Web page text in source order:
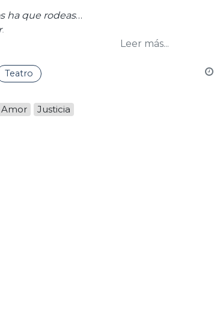
ha que rodeas
Leer más...
Teatro
Amor Justicia